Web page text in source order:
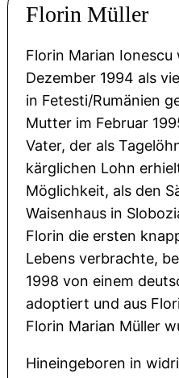
Florin Müller
Florin Marian Ionescu
Dezember 1994 als
in Fetesti/Rumänien
Mutter im Februar
Vater, der als
kärglichen Lohn
Möglichkeit, als den
Waisenhaus in
Florin die ersten
Lebens verbrachte,
1998 von einem
adoptiert und aus
Florin Marian Müller
Hineingeboren in